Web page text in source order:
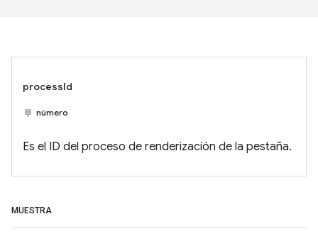
processId
número
Es el ID del proceso de renderización de la pestaña.
MUESTRA